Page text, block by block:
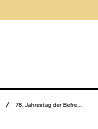
78. Jahrestag der Befre...